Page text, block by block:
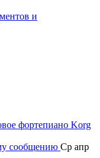
и
фортепиано Korg
сообщению Ср апр